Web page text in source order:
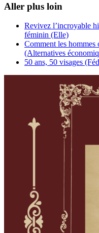
Aller plus loin
Revivez l’incroyable
féminin (Elle)
Comment les
(Alternatives
50 ans, 50 visages